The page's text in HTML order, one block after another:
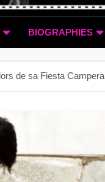
BIOGRAPHIES
de sa Fiesta Campera